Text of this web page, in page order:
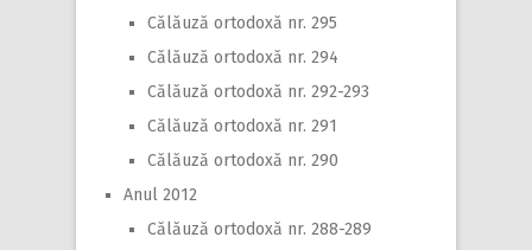
Călăuză ortodoxă nr. 295
Călăuză ortodoxă nr. 294
Călăuză ortodoxă nr. 292-293
Călăuză ortodoxă nr. 291
Călăuză ortodoxă nr. 290
Anul 2012
Călăuză ortodoxă nr. 288-289